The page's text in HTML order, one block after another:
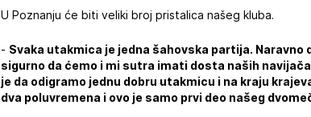
U Poznanju će biti veliki broj pristalica našeg kluba.
- Svaka utakmica je jedna šahovska partija.
sigurno da ćemo i mi sutra imati dosta naših
je da odigramo jednu dobru utakmicu i na kraju
dva poluvremena i ovo je samo prvi deo našeg